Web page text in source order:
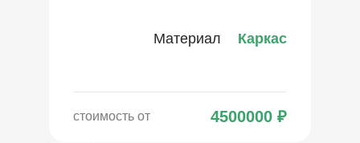
Материал Каркас
стоимость от 4500000 ₽